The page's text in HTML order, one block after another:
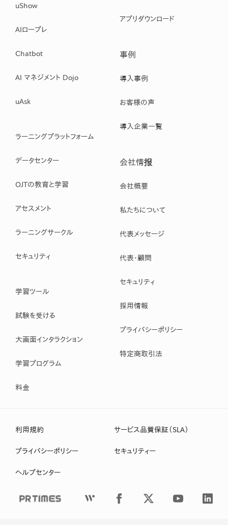
uShow
AIロープレ
Chatbot
AI マネジメント Dojo
uAsk
ラーニングプラットフォーム
データセンター
OJTの教育と学習
アセスメント
ラーニングサークル
セキュリティ
学習ツール
試験を受ける
大画面インタラクション
学習プログラム
料金
アプリダウンロード
事例
導入事例
お客様の声
導入企業一覧
会社情报
会社概要
私たちについて
代表メッセージ
代表・顧問
セキュリティ
採用情報
プライバシーポリシー
特定商取引法
利用規約 サービス品質保証（SLA）
プライバシーポリシー セキュリティー
ヘルプセンター